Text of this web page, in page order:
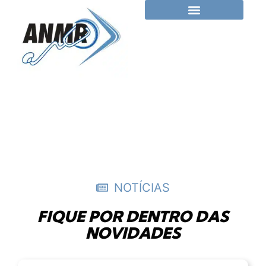
NOTÍCIAS
FIQUE POR DENTRO DAS
NOVIDADES